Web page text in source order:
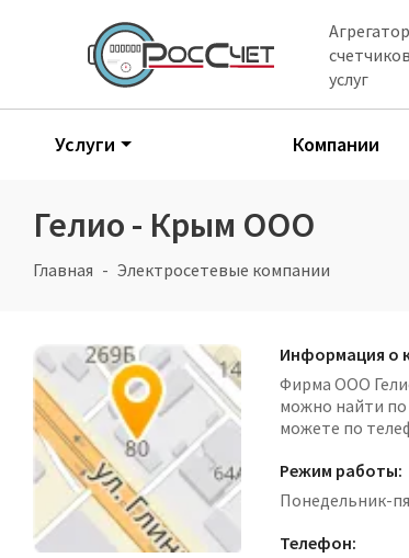
услуг
Услуги Компании
Гелио - Крым ООО
Главная Электросетевые компании
Информация о
Фирма ООО
можно найти по
можете по
Режим работы:
Понедельник-
Телефон: